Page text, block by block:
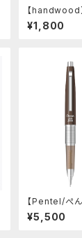
【handwood
窓 (超超ジュ
¥1,800
【Pentel/ぺん
ーコラボ限定
¥5,500